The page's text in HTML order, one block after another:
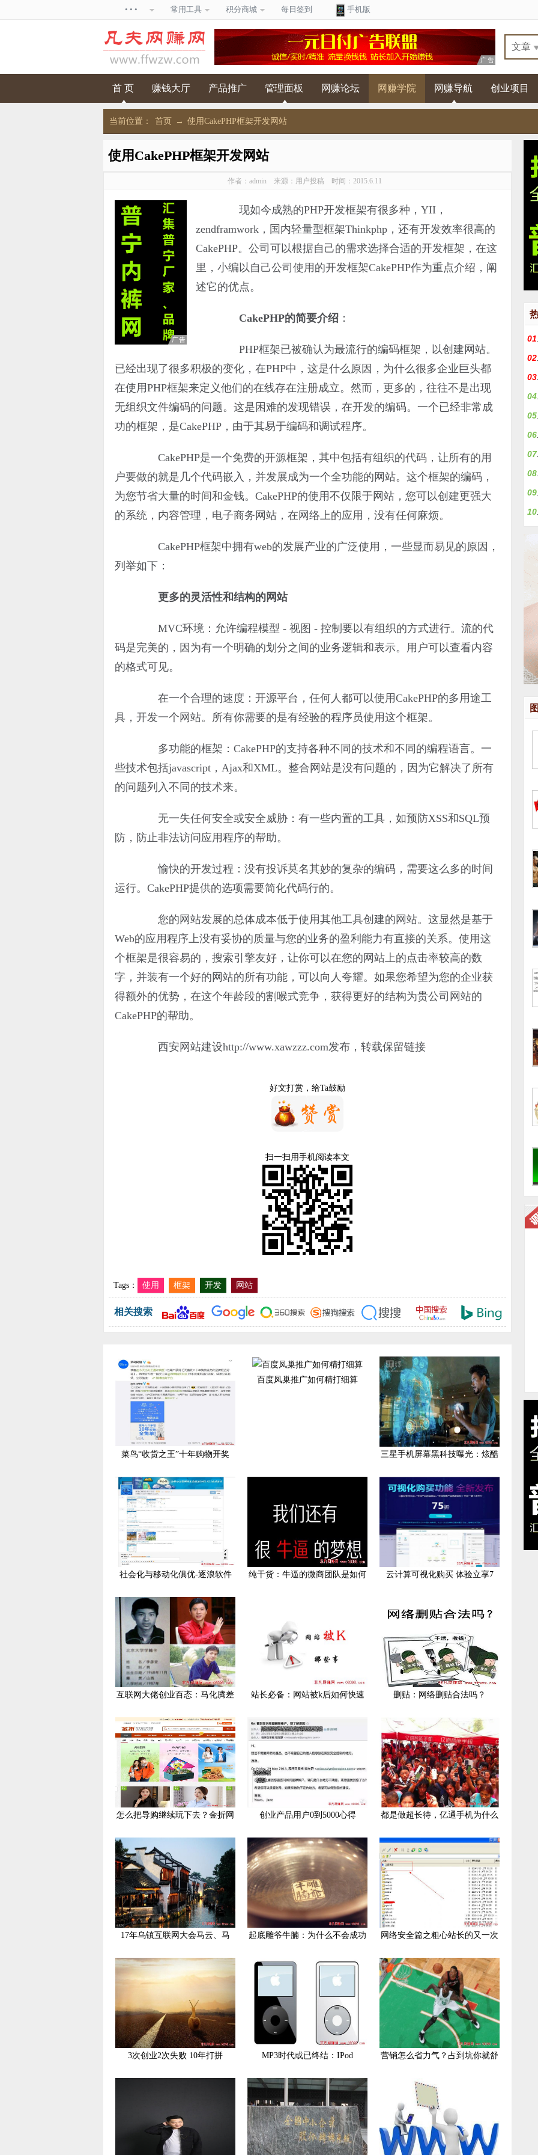
• • • 常用工具 积分商城 每日签到 手机版
首 页 赚钱大厅 产品推广 管理面板 网赚论坛 网赚学院 网赚导航 创业项目
当前位置： 首页 → 使用CakePHP框架开发网站
使用CakePHP框架开发网站
作者：admin 来源：用户投稿 时间：2015.6.11
现如今成熟的PHP开发框架有很多种，YII，
zendframwork，国内轻量型框架Thinkphp，还有开发效率很高的
CakePHP。公司可以根据自己的需求选择合适的开发框架，在这
里，小编以自己公司使用的开发框架CakePHP作为重点介绍，阐
述它的优点。
CakePHP的简要介绍 ：
PHP框架已被确认为最流行的编码框架，以创建网站。
已经出现了很多积极的变化，在PHP中，这是什么原因，为什么很多企业巨头都
在使用PHP框架来定义他们的在线存在注册成立。然而，更多的，往往不是出现
无组织文件编码的问题。这是困难的发现错误，在开发的编码。一个已经非常成
功的框架，是CakePHP，由于其易于编码和调试程序。
CakePHP是一个免费的开源框架，其中包括有组织的代码，让所有的用
户要做的就是几个代码嵌入，并发展成为一个全功能的网站。这个框架的编码，
为您节省大量的时间和金钱。CakePHP的使用不仅限于网站，您可以创建更强大
的系统，内容管理，电子商务网站，在网络上的应用，没有任何麻烦。
CakePHP框架中拥有web的发展产业的广泛使用，一些显而易见的原因，
列举如下：
更多的灵活性和结构的网站
MVC环境：允许编程模型 - 视图 - 控制要以有组织的方式进行。流的代
码是完美的，因为有一个明确的划分之间的业务逻辑和表示。用户可以查看内容
的格式可见。
在一个合理的速度：开源平台，任何人都可以使用CakePHP的多用途工
具，开发一个网站。所有你需要的是有经验的程序员使用这个框架。
多功能的框架：CakePHP的支持各种不同的技术和不同的编程语言。一
些技术包括javascript，Ajax和XML。整合网站是没有问题的，因为它解决了所有
的问题列入不同的技术来。
无一失任何安全或安全威胁：有一些内置的工具，如预防XSS和SQL预
防，防止非法访问应用程序的帮助。
愉快的开发过程：没有投诉莫名其妙的复杂的编码，需要这么多的时间
运行。CakePHP提供的选项需要简化代码行的。
您的网站发展的总体成本低于使用其他工具创建的网站。这显然是基于
Web的应用程序上没有妥协的质量与您的业务的盈利能力有直接的关系。使用这
个框架是很容易的，搜索引擎友好，让你可以在您的网站上的点击率较高的数
字，并装有一个好的网站的所有功能，可以向人夸耀。如果您希望为您的企业获
得额外的优势，在这个年龄段的割喉式竞争，获得更好的结构为贵公司网站的
CakePHP的帮助。
西安网站建设http://www.xawzzz.com发布，转载保留链接
好文打赏，给Ta鼓励
扫一扫用手机阅读本文
Tags： 使用 框架 开发 网站
相关搜索
菜鸟“收货之王”十年购物开奖
百度凤巢推广如何精打细算
三星手机屏幕黑科技曝光：炫酷
社会化与移动化俱优-逐浪软件 纯干货：牛逼的微商团队是如何 云计算可视化购买 体验立享7
互联网大佬创业百态：马化腾差 站长必备：网站被k后如何快速 删贴：网络删贴合法吗？
怎么把导购继续玩下去？金折网 创业产品用户0到5000心得 都是做超长待，亿通手机为什么
17年乌镇互联网大会马云、马 起底雕爷牛腩：为什么不会成功 网络安全篇之粗心站长的又一次
3次创业2次失败 10年打拼 MP3时代或已终结：IPod 营销怎么省力气？占到坑你就舒
01
02
择
03
04
05
06
07
08
09
黯
10